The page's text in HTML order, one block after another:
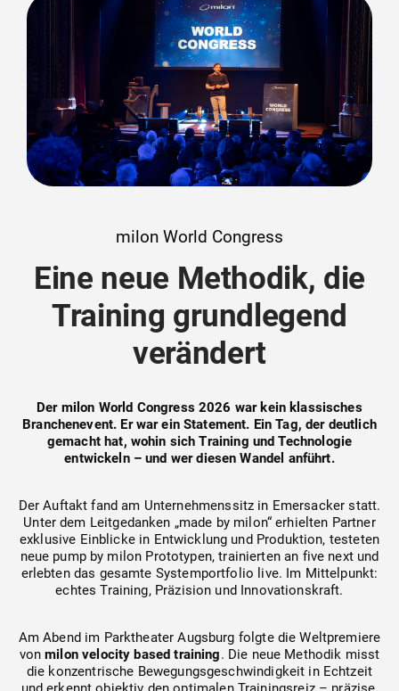
Zirkeltraining
Herz-Kreislauf
Seilzüge
Gebrauchtgeräte
Technischer Service
Finanzierung
milon World Congress
Eine neue Methodik, die
Training grundlegend
verändert
Der milon World Congress 2026 war kein klassisches
Branchenevent. Er war ein Statement. Ein Tag, der deutlich
gemacht hat, wohin sich Training und Technologie
entwickeln – und wer diesen Wandel anführt.
Der Auftakt fand am Unternehmenssitz in Emersacker statt.
Unter dem Leitgedanken „made by milon“ erhielten Partner
exklusive Einblicke in Entwicklung und Produktion, testeten
neue pump by milon Prototypen, trainierten an five next und
erlebten das gesamte Systemportfolio live. Im Mittelpunkt:
echtes Training, Präzision und Innovationskraft.
Am Abend im Parktheater Augsburg folgte die Weltpremiere
vonmilon velocity based training. Die neue Methodik misst
die konzentrische Bewegungsgeschwindigkeit in Echtzeit